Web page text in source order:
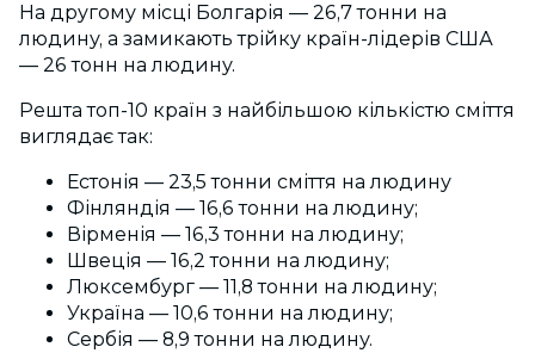
На другому місці Болгарія — 26,7 тонни на
людину, а замикають трійку країн-лідерів США
— 26 тонн на людину.
Решта топ-10 країн з найбільшою кількістю сміття
виглядає так:
Естонія — 23,5 тонни сміття на людину
Фінляндія — 16,6 тонни на людину;
Вірменія — 16,3 тонни на людину;
Швеція — 16,2 тонни на людину;
Люксембург — 11,8 тонни на людину;
Україна — 10,6 тонни на людину;
Сербія — 8,9 тонни на людину.